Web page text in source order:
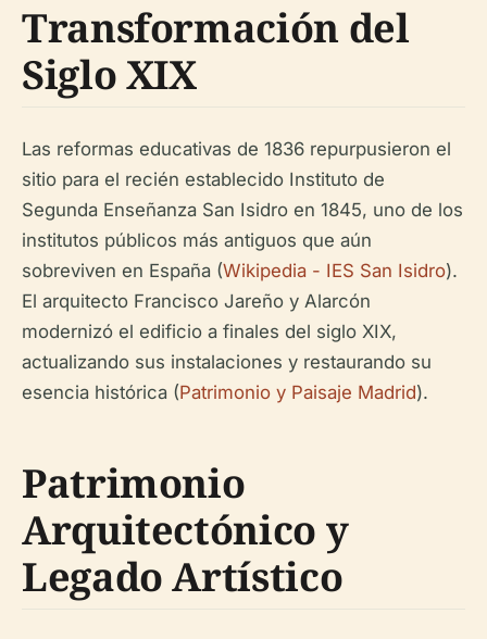
Transformación del
Siglo XIX
Las reformas educativas de 1836 repurpusieron el
sitio para el recién establecido Instituto de
Segunda Enseñanza San Isidro en 1845, uno de los
institutos públicos más antiguos que aún
sobreviven en España (Wikipedia - IES San Isidro).
El arquitecto Francisco Jareño y Alarcón
modernizó el edificio a finales del siglo XIX,
actualizando sus instalaciones y restaurando su
esencia histórica (Patrimonio y Paisaje Madrid).
Patrimonio
Arquitectónico y
Legado Artístico